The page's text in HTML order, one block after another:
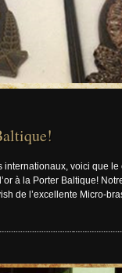
voici que
à la Porter Baltique!
de l’excellente Micro-